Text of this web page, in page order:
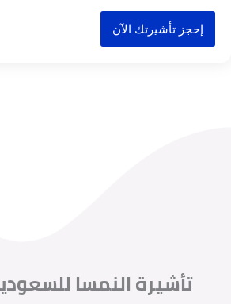
إحجز تأشيرتك الآن
تأشيرة النمسا